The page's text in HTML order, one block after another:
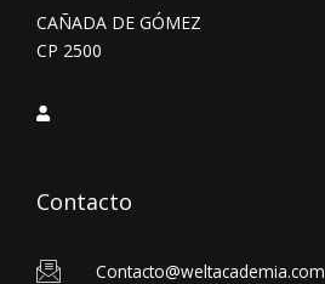
CAÑADA DE GÓMEZ
CP 2500
Contacto
Contacto@weltacademia.com